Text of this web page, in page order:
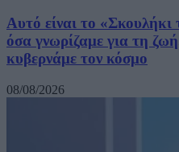
Αυτό είναι το «Σκουλήκι
όσα γνωρίζαμε για τη
κυβερνάμε τον κόσμο
08/08/2026